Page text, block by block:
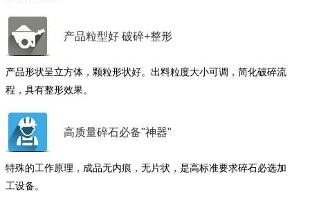
产品粒型好 破碎+整形
产品形状呈立方体，颗粒形状好。出料粒度大小可调，简化破碎流
程，具有整形效果。
高质量碎石必备"神器"
特殊的工作原理，成品无内痕，无片状，是高标准要求碎石必选加
工设备。